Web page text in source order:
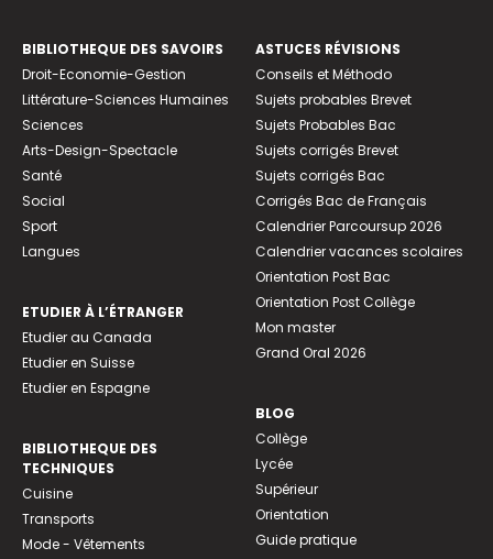
BIBLIOTHEQUE DES SAVOIRS
Droit-Economie-Gestion
Littérature-Sciences Humaines
Sciences
Arts-Design-Spectacle
Santé
Social
Sport
Langues
ETUDIER À L’ÉTRANGER
Etudier au Canada
Etudier en Suisse
Etudier en Espagne
BIBLIOTHEQUE DES
TECHNIQUES
Cuisine
Transports
Mode - Vêtements
ASTUCES RÉVISIONS
Conseils et Méthodo
Sujets probables Brevet
Sujets Probables Bac
Sujets corrigés Brevet
Sujets corrigés Bac
Corrigés Bac de Français
Calendrier Parcoursup 2026
Calendrier vacances scolaires
Orientation Post Bac
Orientation Post Collège
Mon master
Grand Oral 2026
BLOG
Collège
Lycée
Supérieur
Orientation
Guide pratique